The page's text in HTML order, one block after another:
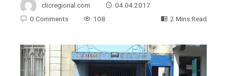
clicregional.com
04.04.2017
0 Comments
108 2 Mins Read